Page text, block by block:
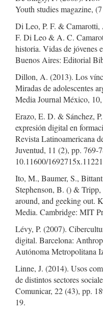
Youth studies magazine,
Di Leo, P. F. &
F. Di Leo & A. C.
historia. Vidas de jóvenes
Buenos Aires: Editorial
Dillon, A. (2013). Los
Miradas de adolescentes
Media Journal México,
Erazo, E. D. & Sánchez,
expresión digital en
Revista Latinoamericana
Juventud, 11 (2), pp. 769-
10.11600/
Ito, M., Baumer, S.,
Stephenson, B. () &
around, and geeking out.
Media. Cambridge: MIT
Lévy, P. (2007).
digital. Barcelona:
Autónoma Metropolitana
Linne, J. (2014). Usos
de distintos sectores
Comunicar, 22 (43), pp.
19.